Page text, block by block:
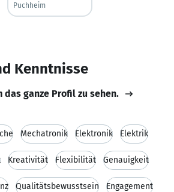
Puchheim
Kenntnisse
das ganze Profil zu sehen.
Mechatronik Elektronik Elektrik
Kreativität Flexibilität Genauigkeit
Qualitätsbewusstsein Engagement